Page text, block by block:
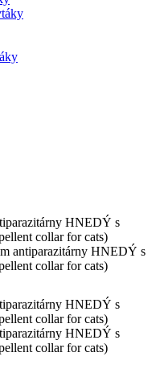
antiparazitárny HNEDÝ s
collar for cats)